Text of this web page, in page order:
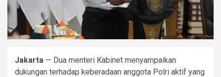
Jakarta — Dua menteri Kabinet menyampaikan
dukungan terhadap keberadaan anggota Polri aktif yang